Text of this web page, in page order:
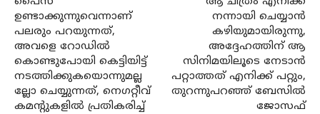
ഉണ്ടാക്കുന്നുവെന്നാണ്
പലരും പറയുന്നത്,
അവളെ റോഡില്‍
കൊണ്ടുപോയി കെട്ടിയിട്ട്
നടത്തിക്കുകയൊന്നുമല്ല
ല്ലോ ചെയ്യുന്നത്, നെഗറ്റീവ്
കമന്റുകളില്‍ പ്രതികരിച്ച്
നന്നായി ചെയ്യാന്‍
കഴിയുമായിരുന്നു,
അദ്ദേഹത്തിന് ആ
സിനിമയിലൂടെ നേടാന്‍
പറ്റാത്തത് എനിക്ക് പറ്റും,
തുറന്നുപറഞ്ഞ് ബേസില്‍
ജോസഫ്